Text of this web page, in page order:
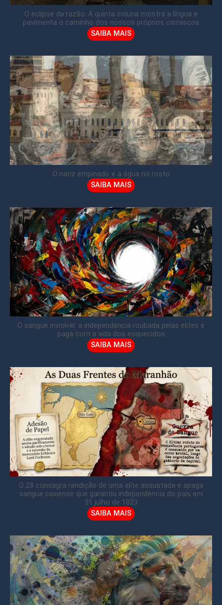
O eclipse da razão: A quinta coluna mostra a língua e
pavimenta o caminho dos nossos próprios carrascos
SAIBA MAIS
O nariz empinado e a água no rosto
SAIBA MAIS
O sangue invisível: a independência roubada pelas elites e
paga com a vida dos esquecidos
SAIBA MAIS
O 28 consagra rendição de uma elite assustada e apaga
sangue caxiense que garantiu independência do país em
31 julho de 1823
SAIBA MAIS